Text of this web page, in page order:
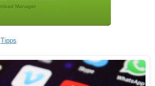
Manager
Tipps